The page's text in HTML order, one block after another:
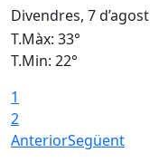
Divendres, 7 d’agost
T.Màx: 33°
T.Min: 22°
1
2
AnteriorSegüent